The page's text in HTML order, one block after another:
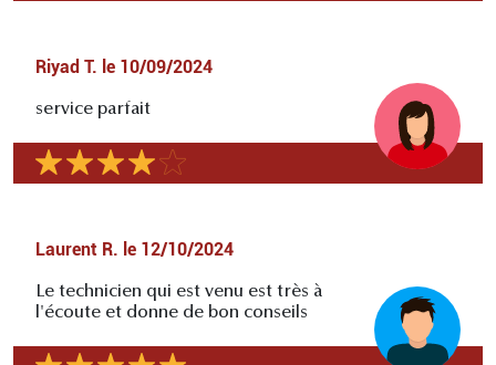
Riyad T. le 10/09/2024
service parfait
Laurent R. le 12/10/2024
Le technicien qui est venu est très à
l'écoute et donne de bon conseils